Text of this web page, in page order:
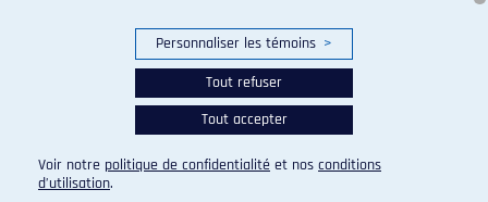
© 2026 Carabins de l'Université de Montréal. Tous droits
réservés.
Paramètres des témoins
Personnaliser les témoins >
Tout refuser
Tout accepter
Voir notre politique de confidentialité et nos conditions
d’utilisation.